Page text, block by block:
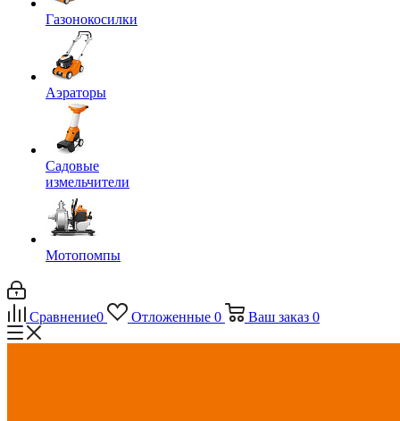
Газонокосилки
Аэраторы
Садовые
измельчители
Мотопомпы
Сравнение0 Отложенные 0 Ваш заказ 0